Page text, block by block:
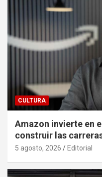
CULTURA
Amazon invierte en
construir las
5 agosto, 2026 Editorial